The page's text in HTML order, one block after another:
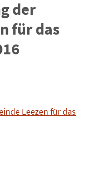
der
für das
Leezen für das